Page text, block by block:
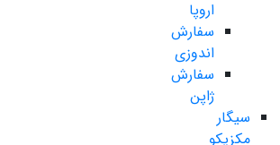
اروپا
سفارش
اندوزی
سفارش
ژاپن
سیگار
مکزیکو